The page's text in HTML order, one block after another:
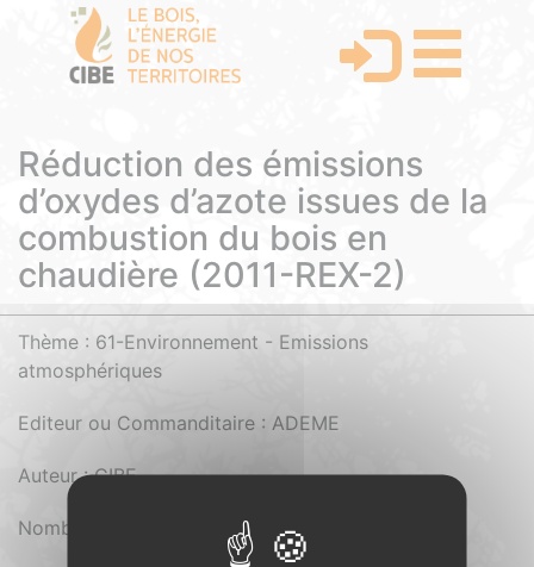
Réduction des émissions
d’oxydes d’azote issues de la
combustion du bois en
chaudière (2011-REX-2)
Thème : 61-Environnement - Emissions
atmosphériques
Editeur ou Commanditaire : ADEME
Auteur : CIBE
Nombre de pages : 17